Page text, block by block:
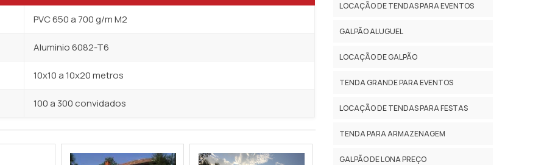
PVC 650 a 700 g/m M2
Aluminio 6082-T6
10x10 a 10x20 metros
100 a 300 convidados
LOCAÇÃO DE TENDAS PARA EVENTOS
GALPÃO ALUGUEL
LOCAÇÃO DE GALPÃO
TENDA GRANDE PARA EVENTOS
LOCAÇÃO DE TENDAS PARA FESTAS
TENDA PARA ARMAZENAGEM
GALPÃO DE LONA PREÇO